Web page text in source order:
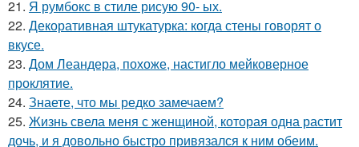
21. Я румбокс в стиле рисую 90- ых.
22. Декоративная штукатурка: когда стены говорят о
вкусе.
23. Дом Леандера, похоже, настигло мейковерное
проклятие.
24. Знаете, что мы редко замечаем?
25. Жизнь свела меня с женщиной, которая одна растит
дочь, и я довольно быстро привязался к ним обеим.